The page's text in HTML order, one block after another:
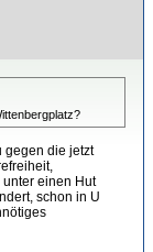
gegen die jetzt
einen Hut
schon in U